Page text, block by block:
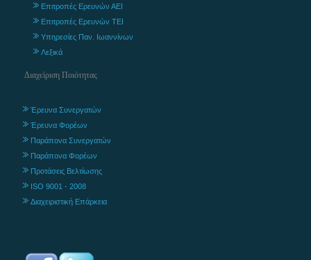
Επιτροπές Ερευνών ΑΕΙ
Επιτροπές Ερευνών ΤΕΙ
Υπηρεσίες Παν. Ιωαννίνων
Λεξικά
Διαχείριση Ποιότητας
Έρευνα Συνεργατών
Έρευνα Φορέων
Παράπονα Συνεργατών
Παράπονα Φορέων
Προτάσεις Βελτίωσης
ISO 9001 - 2008
Διαχειριστική Επάρκεια